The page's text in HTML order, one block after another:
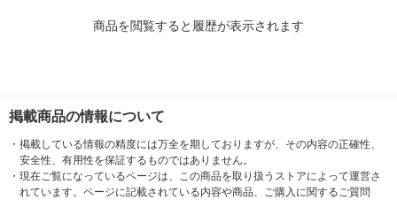
商品を閲覧すると履歴が表示されます
掲載商品の情報について
・ 掲載している情報の精度には万全を期しておりますが、その内容の正確性、
安全性、有用性を保証するものではありません。
・ 現在ご覧になっているページは、この商品を取り扱うストアによって運営さ
れています。ページに記載されている内容や商品、ご購入に関するご質問